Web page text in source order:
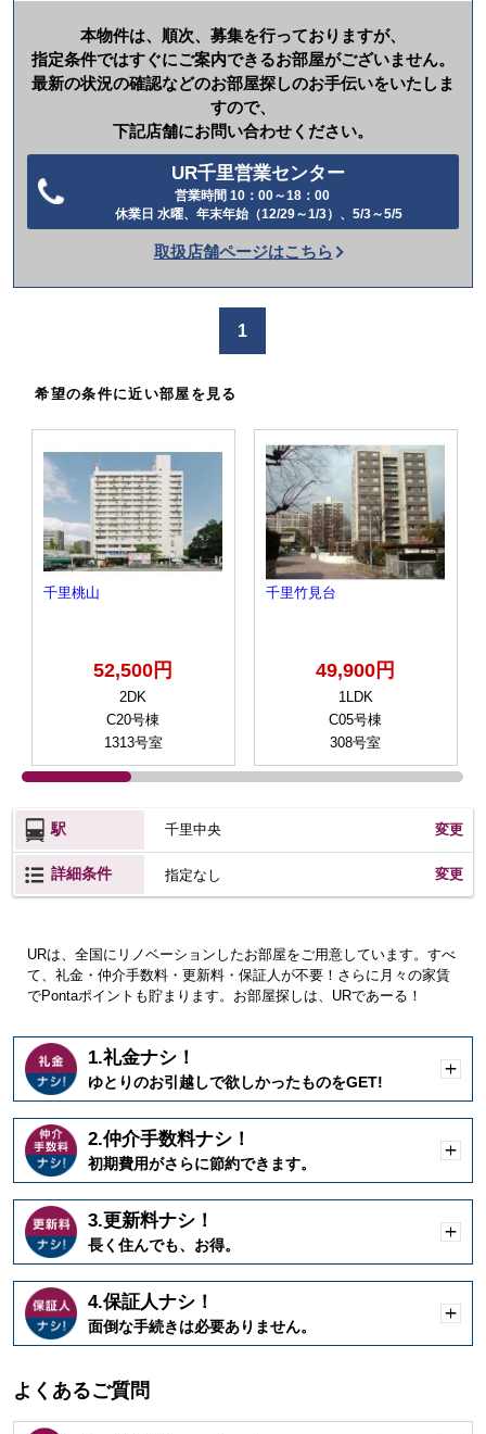
本物件は、順次、募集を行っておりますが、
指定条件ではすぐにご案内できるお部屋がございません。
最新の状況の確認などのお部屋探しのお手伝いをいたしま
すので、
下記店舗にお問い合わせください。
UR千里営業センター
営業時間 10：00～18：00
休業日 水曜、年末年始（12/29～1/3）、5/3～5/5
話
か
取扱店舗ページはこちら
1
希望の条件に近い部屋を見る
千里桃山
52,500円
2DK
C20号棟
1313号室
千里竹見台
49,900円
1LDK
C05号棟
308号室
駅 千里中央 変更
詳細条件 指定なし 変更
URは、全国にリノベーションしたお部屋をご用意しています。すべ
て、礼金・仲介手数料・更新料・保証人が不要！さらに月々の家賃
でPontaポイントも貯まります。お部屋探しは、URであーる！
1.礼金ナシ！
ゆとりのお引越しで欲しかったものをGET!
く
2.仲介手数料ナシ！
初期費用がさらに節約できます。
く
3.更新料ナシ！
長く住んでも、お得。
く
4.保証人ナシ！
面倒な手続きは必要ありません。
く
よくあるご質問